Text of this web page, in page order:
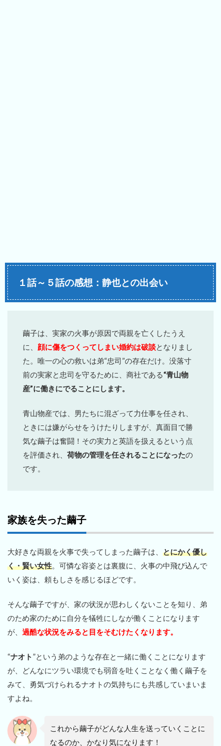
１話～５話の感想：静也との出会い
繭子は、実家の火事が原因で両親を亡くしたうえ
に、 顔に傷をつくってしまい婚約は破談となりまし
た。唯一の心の救いは弟“忠司”の存在だけ。没落寸
前の実家と忠司を守るために、商社である“青山物
産”に働きにでることにします。
青山物産では、男たちに混ざって力仕事を任され、
ときには嫌がらせをうけたりしますが、真面目で勝
気な繭子は奮闘！その実力と英語を扱えるという点
を評価され、 荷物の管理を任されることになったの
です。
家族を失った繭子
大好きな両親を火事で失ってしまった繭子は、 とにかく優し
く・賢い女性 。可憐な容姿とは裏腹に、火事の中飛び込んで
いく姿は、頼もしさを感じるほどです。
そんな繭子ですが、家の状況が思わしくないことを知り、弟
のため家のために自分を犠牲にしなが働くことになります
が、 過酷な状況をみると目をそむけたくなります。
“ナオト ”という弟のような存在と一緒に働くことになります
が、どんなにツラい環境でも弱音を吐くことなく働く繭子を
みて、勇気づけられるナオトの気持ちにも共感していまいま
すよね。
これから繭子がどんな人生を送っていくことに
なるのか、かなり気になります！